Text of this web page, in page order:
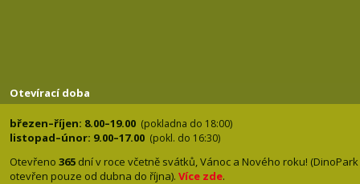
Otevírací doba
březen–říjen: 8.00–19.00 (pokladna do 18:00)
listopad–únor: 9.00–17.00 (pokl. do 16:30)
Otevřeno 365 dní v roce včetně svátků, Vánoc a Nového roku! (DinoPark
otevřen pouze od dubna do října). Více zde.